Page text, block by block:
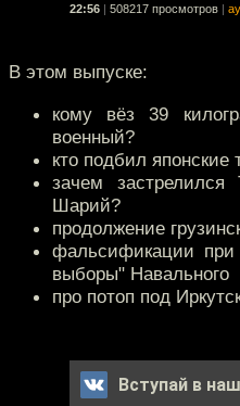
22:56 508217 просмотров
В этом выпуске:
кому вёз 39
военный?
кто подбил японские
зачем
Шарий?
продолжение
фальсификации
выборы" Навального
про потоп под
Вступай в